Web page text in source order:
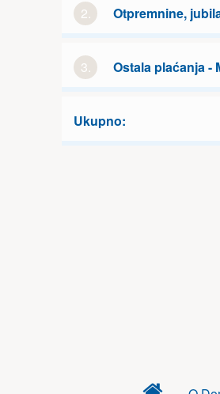
2. Otpremnine,
3. Ostala plaćanja -
Ukupno: